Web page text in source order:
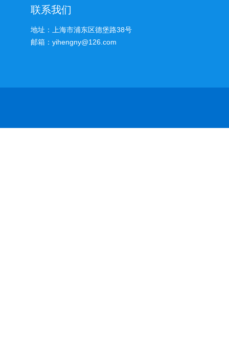
联系我们
地址：上海市浦东区德堡路38号
邮箱：yihengny@126.com